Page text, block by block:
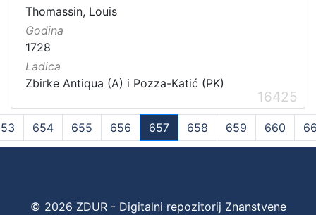
Thomassin, Louis
Godina
1728
Ladica
Zbirke Antiqua (A) i Pozza-Katić (PK)
16425
654 655 656
657
(current)
658 659 660
© 2026 ZDUR - Digitalni repozitorij Znanstvene